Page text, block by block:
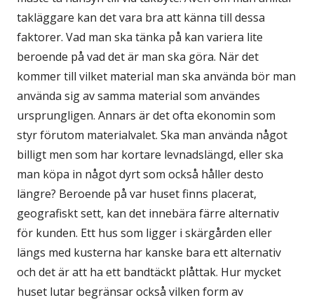
takläggare kan det vara bra att känna till dessa
faktorer. Vad man ska tänka på kan variera lite
beroende på vad det är man ska göra. När det
kommer till vilket material man ska använda bör man
använda sig av samma material som användes
ursprungligen. Annars är det ofta ekonomin som
styr förutom materialvalet. Ska man använda något
billigt men som har kortare levnadslängd, eller ska
man köpa in något dyrt som också håller desto
längre? Beroende på var huset finns placerat,
geografiskt sett, kan det innebära färre alternativ
för kunden. Ett hus som ligger i skärgården eller
längs med kusterna har kanske bara ett alternativ
och det är att ha ett bandtäckt plåttak. Hur mycket
huset lutar begränsar också vilken form av